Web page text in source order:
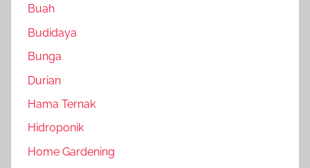
Buah
Budidaya
Bunga
Durian
Hama Ternak
Hidroponik
Home Gardening